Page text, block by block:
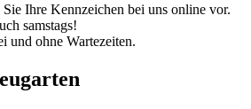
Ihre Kennzeichen bei uns online vor.
samstags!
und ohne Wartezeiten.